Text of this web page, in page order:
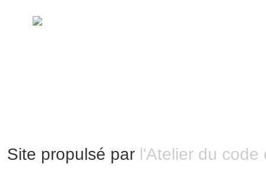
Site propulsé par l'Atelier du